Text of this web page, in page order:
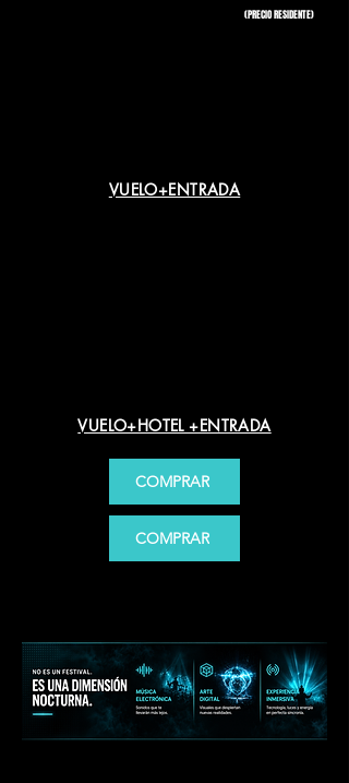
(PRECIO RESIDENTE)
VUELO+ENTRADA
VUELO+HOTEL +ENTRADA
COMPRAR
COMPRAR